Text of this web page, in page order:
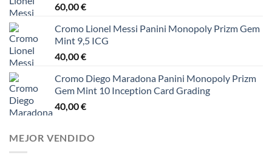
60,00€
Cromo Lionel Messi Panini Monopoly Prizm Gem
Mint 9,5 ICG
40,00€
Cromo Diego Maradona Panini Monopoly Prizm
Gem Mint 10 Inception Card Grading
40,00€
MEJOR VENDIDO